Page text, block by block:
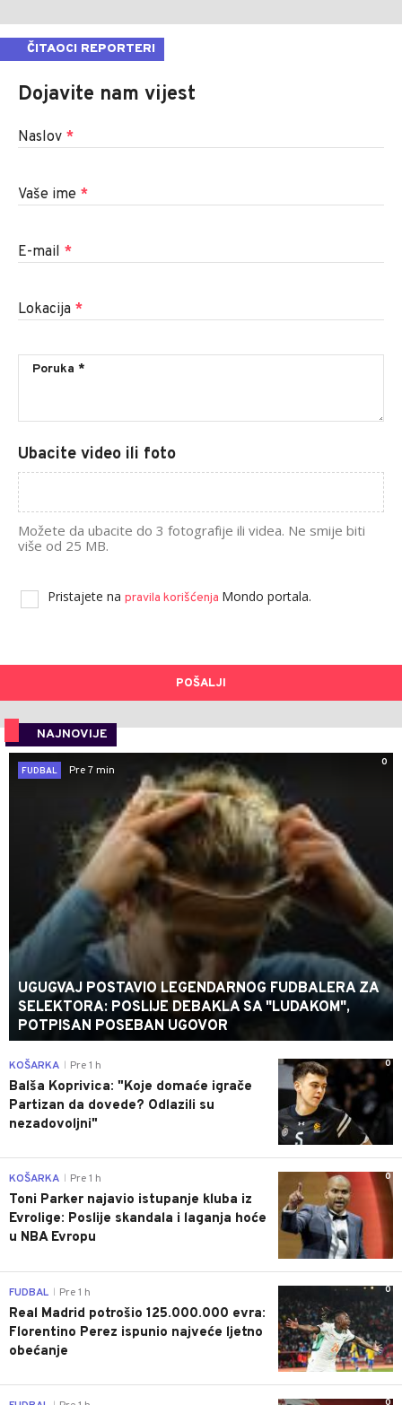
ČITAOCI REPORTERI
Dojavite nam vijest
Naslov *
Vaše ime *
E-mail *
Lokacija *
Ubacite video ili foto
Možete da ubacite do 3 fotografije ili videa. Ne smije biti
više od 25 MB.
Pristajete na pravila korišćenja Mondo portala.
POŠALJI
NAJNOVIJE
0
FUDBAL
Pre 7 min
UGUGVAJ POSTAVIO LEGENDARNOG FUDBALERA ZA
SELEKTORA: POSLIJE DEBAKLA SA "LUDAKOM",
POTPISAN POSEBAN UGOVOR
0
KOŠARKA Pre 1 h
Balša Koprivica: "Koje domaće igrače
Partizan da dovede? Odlazili su
nezadovoljni"
0
KOŠARKA Pre 1 h
Toni Parker najavio istupanje kluba iz
Evrolige: Poslije skandala i laganja hoće
u NBA Evropu
0
FUDBAL Pre 1 h
Real Madrid potrošio 125.000.000 evra:
Florentino Perez ispunio najveće ljetno
obećanje